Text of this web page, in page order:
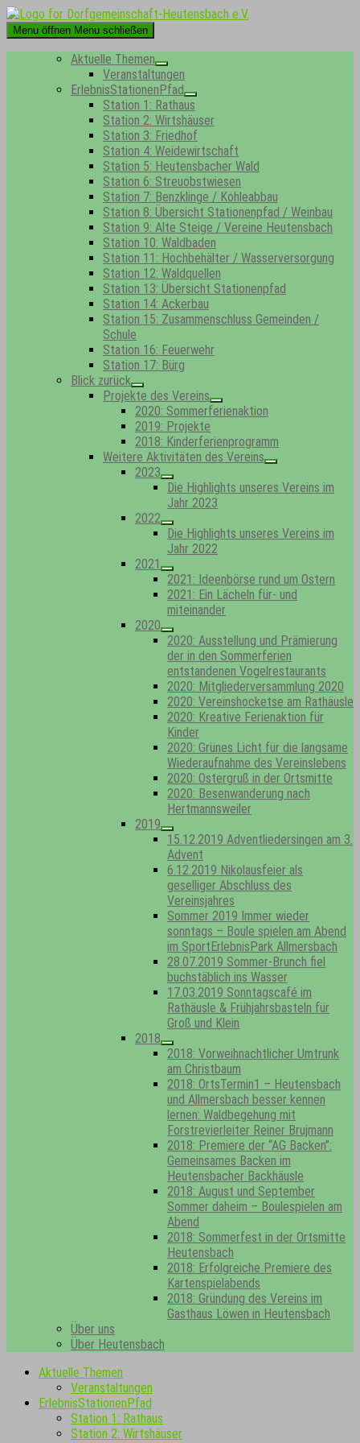
Skip
to
content
Menu öffnen Menu schließen
Aktuelle Themen
Show
sub
menu
Veranstaltungen
ErlebnisStationenPfad
Show
sub
menu
Station 1: Rathaus
Station 2: Wirtshäuser
Station 3: Friedhof
Station 4: Weidewirtschaft
Station 5: Heutensbacher Wald
Station 6: Streuobstwiesen
Station 7: Benzklinge / Kohleabbau
Station 8: Übersicht Stationenpfad / Weinbau
Station 9: Alte Steige / Vereine Heutensbach
Station 10: Waldbaden
Station 11: Hochbehälter / Wasserversorgung
Station 12: Waldquellen
Station 13: Übersicht Stationenpfad
Station 14: Ackerbau
Station 15: Zusammenschluss Gemeinden /
Schule
Station 16: Feuerwehr
Station 17: Bürg
Blick zurück
Show
sub
menu
Projekte des Vereins
Show
sub
2020: Sommerferienaktion
2019: Projekte
2018: Kinderferienprogramm
Weitere Aktivitäten des Vereins
Show
menu
2023
Show
sub
menu
Die Highlights unseres Vereins im
Jahr 2023
2022
Show
sub
menu
Die Highlights unseres Vereins im
Jahr 2022
2021
Show
sub
menu
2021: Ideenbörse rund um Ostern
2021: Ein Lächeln für- und
miteinander
2020
Show
sub
menu
2020: Ausstellung und Prämierung
der in den Sommerferien
entstandenen Vogelrestaurants
2020: Mitgliederversammlung 2020
2020: Vereinshocketse am Rathäusle
2020: Kreative Ferienaktion für
Kinder
2020: Grünes Licht für die langsame
Wiederaufnahme des Vereinslebens
2020: Ostergruß in der Ortsmitte
2020: Besenwanderung nach
Hertmannsweiler
2019
Show
sub
menu
15.12.2019 Adventliedersingen am 3.
Advent
6.12.2019 Nikolausfeier als
geselliger Abschluss des
Vereinsjahres
Sommer 2019 Immer wieder
sonntags – Boule spielen am Abend
im SportErlebnisPark Allmersbach
28.07.2019 Sommer-Brunch fiel
buchstäblich ins Wasser
17.03.2019 Sonntagscafé im
Rathäusle & Frühjahrsbasteln für
Groß und Klein
2018
Show
sub
menu
2018: Vorweihnachtlicher Umtrunk
am Christbaum
2018: OrtsTermin1 – Heutensbach
und Allmersbach besser kennen
lernen: Waldbegehung mit
Forstrevierleiter Reiner Brujmann
2018: Premiere der “AG Backen”:
Gemeinsames Backen im
Heutensbacher Backhäusle
2018: August und September
Sommer daheim – Boulespielen am
Abend
2018: Sommerfest in der Ortsmitte
Heutensbach
2018: Erfolgreiche Premiere des
Kartenspielabends
2018: Gründung des Vereins im
Gasthaus Löwen in Heutensbach
Über uns
Über Heutensbach
Aktuelle Themen
Veranstaltungen
ErlebnisStationenPfad
Station 1: Rathaus
Station 2: Wirtshäuser